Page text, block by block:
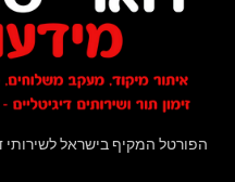
הפורטל המקיף בישראל לשירותי